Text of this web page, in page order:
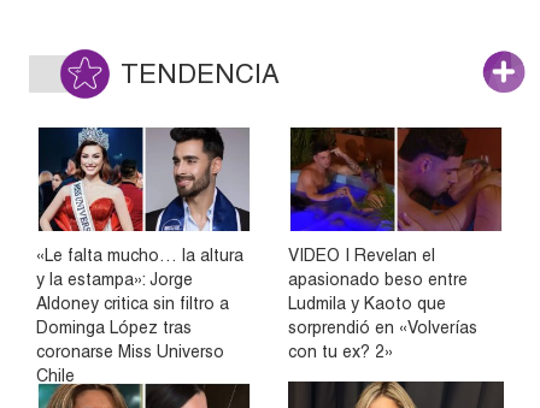
TENDENCIA
«Le falta mucho… la altura
y la estampa»: Jorge
Aldoney critica sin filtro a
Dominga López tras
coronarse Miss Universo
Chile
VIDEO | Revelan el
apasionado beso entre
Ludmila y Kaoto que
sorprendió en «Volverías
con tu ex? 2»